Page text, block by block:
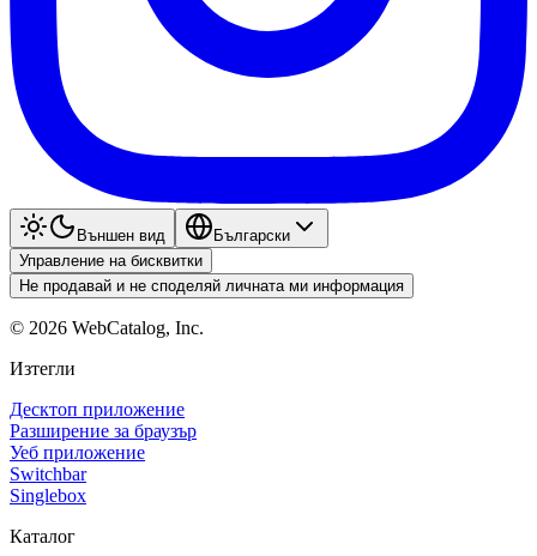
Външен вид
Български
Управление на бисквитки
Не продавай и не споделяй личната ми информация
© 2026 WebCatalog, Inc.
Изтегли
Десктоп приложение
Разширение за браузър
Уеб приложение
Switchbar
Singlebox
Каталог